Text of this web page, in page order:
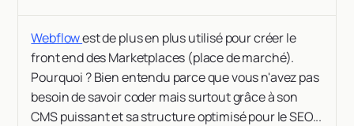
Webflowest de plus en plus utilisé pour créer le
front end des Marketplaces (place de marché).
Pourquoi ? Bien entendu parce que vous n'avez pas
besoin de savoir coder mais surtout grâce à son
CMS puissant et sa structure optimisé pour le SEO...